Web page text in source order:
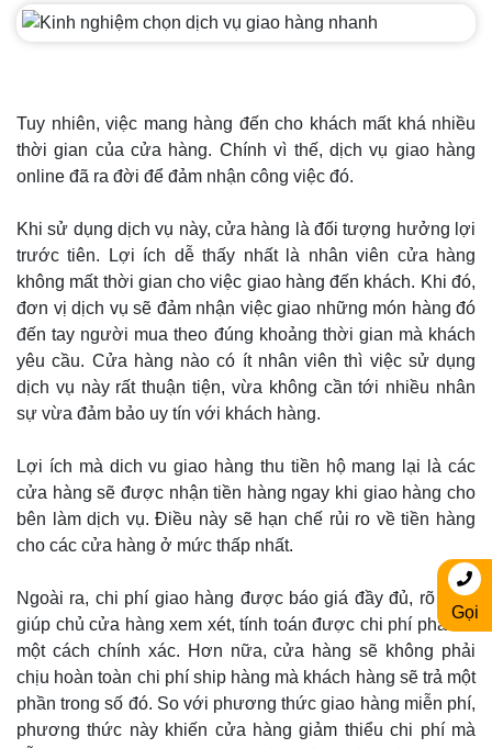
Tuy nhiên, việc mang hàng đến cho khách mất khá nhiều
thời gian của cửa hàng. Chính vì thế, dịch vụ giao hàng
online đã ra đời để đảm nhận công việc đó.
Khi sử dụng dịch vụ này, cửa hàng là đối tượng hưởng lợi
trước tiên. Lợi ích dễ thấy nhất là nhân viên cửa hàng
không mất thời gian cho việc giao hàng đến khách. Khi đó,
đơn vị dịch vụ sẽ đảm nhận việc giao những món hàng đó
đến tay người mua theo đúng khoảng thời gian mà khách
yêu cầu. Cửa hàng nào có ít nhân viên thì việc sử dụng
dịch vụ này rất thuận tiện, vừa không cần tới nhiều nhân
sự vừa đảm bảo uy tín với khách hàng.
Lợi ích mà dich vu giao hàng thu tiền hộ mang lại là các
cửa hàng sẽ được nhận tiền hàng ngay khi giao hàng cho
bên làm dịch vụ. Điều này sẽ hạn chế rủi ro về tiền hàng
cho các cửa hàng ở mức thấp nhất.
Ngoài ra, chi phí giao hàng được báo giá đầy đủ, rõ ràng
giúp chủ cửa hàng xem xét, tính toán được chi phí phải trả
một cách chính xác. Hơn nữa, cửa hàng sẽ không phải
chịu hoàn toàn chi phí ship hàng mà khách hàng sẽ trả một
phần trong số đó. So với phương thức giao hàng miễn phí,
phương thức này khiến cửa hàng giảm thiểu chi phí mà
Gọi